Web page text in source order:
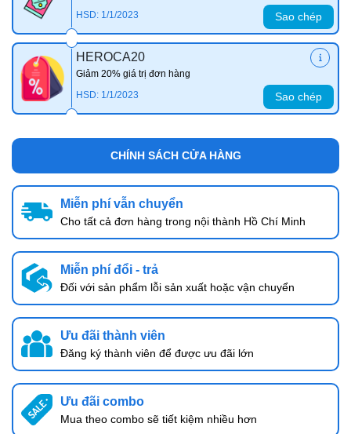
HSD: 1/1/2023
Sao chép
HEROCA20
Giảm 20% giá trị đơn hàng
HSD: 1/1/2023
Sao chép
CHÍNH SÁCH CỬA HÀNG
Miễn phí vẫn chuyển
Cho tất cả đơn hàng trong nội thành Hồ Chí Minh
Miễn phí đổi - trả
Đối với sản phẩm lỗi sản xuất hoặc vận chuyển
Ưu đãi thành viên
Đăng ký thành viên để được ưu đãi lớn
Ưu đãi combo
Mua theo combo sẽ tiết kiệm nhiều hơn